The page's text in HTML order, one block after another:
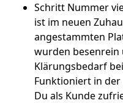
Schritt Nummer
ist im neuen
angestammten
wurden besenrein
Klärungsbedarf
Funktioniert in der
Du als Kunde